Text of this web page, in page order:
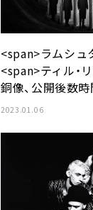
<span>ラムシ
<span>ティル・
銅像、公開後数
2023.01.06